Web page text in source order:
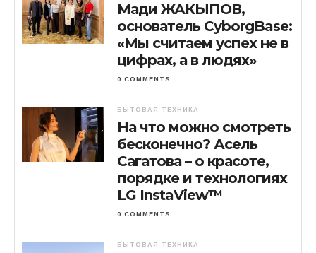
Мади ЖАКЫПОВ,
основатель CyborgBase:
«Мы считаем успех не в
цифрах, а в людях»
0 COMMENTS
БЫТОВАЯ ТЕХНИКА
На что можно смотреть
бесконечно? Асель
Сагатова – о красоте,
порядке и технологиях
LG InstaView™
0 COMMENTS
БЫТОВАЯ ТЕХНИКА